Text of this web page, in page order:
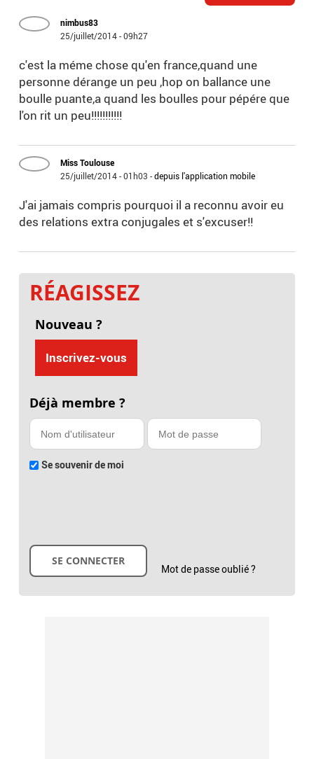
nimbus83
25/juillet/2014 - 09h27
c'est la méme chose qu'en france,quand une
personne dérange un peu ,hop on ballance une
boulle puante,a quand les boulles pour pépére que
l'on rit un peu!!!!!!!!!!!
Miss Toulouse
25/juillet/2014 - 01h03 -depuis l'application mobile
J'ai jamais compris pourquoi il a reconnu avoir eu
des relations extra conjugales et s'excuser!!
RÉAGISSEZ
Nouveau ?
Inscrivez-vous
Déjà membre ?
Se souvenir de moi
Mot de passe oublié ?